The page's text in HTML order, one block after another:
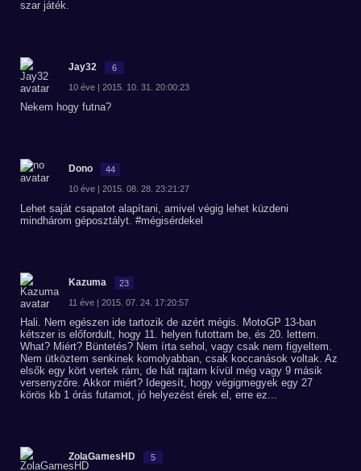
szar játék.
Jay32 6
10 éve | 2015. 10. 31. 20:00:23
Nekem hogy futna?
Dono 44
10 éve | 2015. 08. 28. 23:21:27
Lehet saját csapatot alapítani, amivel végig lehet küzdeni
mindhárom géposztályt. #mégisérdekel
Kazuma 23
11 éve | 2015. 07. 24. 17:20:57
Hali. Nem egészen ide tartozik de azért mégis. MotoGP 13-ban
kétszer is előfordult, hogy 11. helyen futottam be, és 20. lettem.
What? Miért? Büntetés? Nem írta sehol, vagy csak nem figyeltem.
Nem ütköztem senkinek komolyabban, csak koccanások voltak. Az
elsők egy kört vertek rám, de hát rajtam kívül még vagy 9 másik
versenyzőre. Akkor miért? Idegesít, hogy végigmegyek egy 27
körös kb 1 órás futamot, jó helyezést érek el, erre ez...
ZolaGamesHD 5